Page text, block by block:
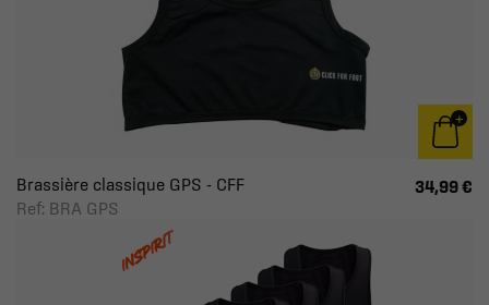
Brassière classique GPS - CFF
Ref: BRA GPS
34,99 €